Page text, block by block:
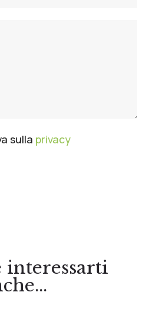
sulla privacy
interessarti